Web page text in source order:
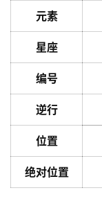
会
元素
星座
编号
逆行
位置
绝对位置